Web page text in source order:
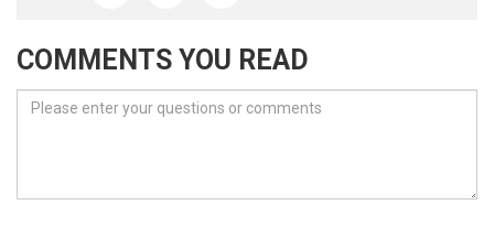
COMMENTS YOU READ